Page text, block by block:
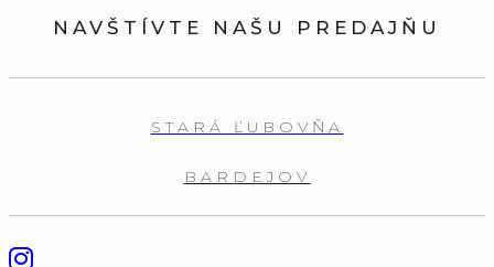
NAVŠTÍVTE NAŠU PREDAJŇU
STARÁ ĽUBOVŇA
BARDEJOV